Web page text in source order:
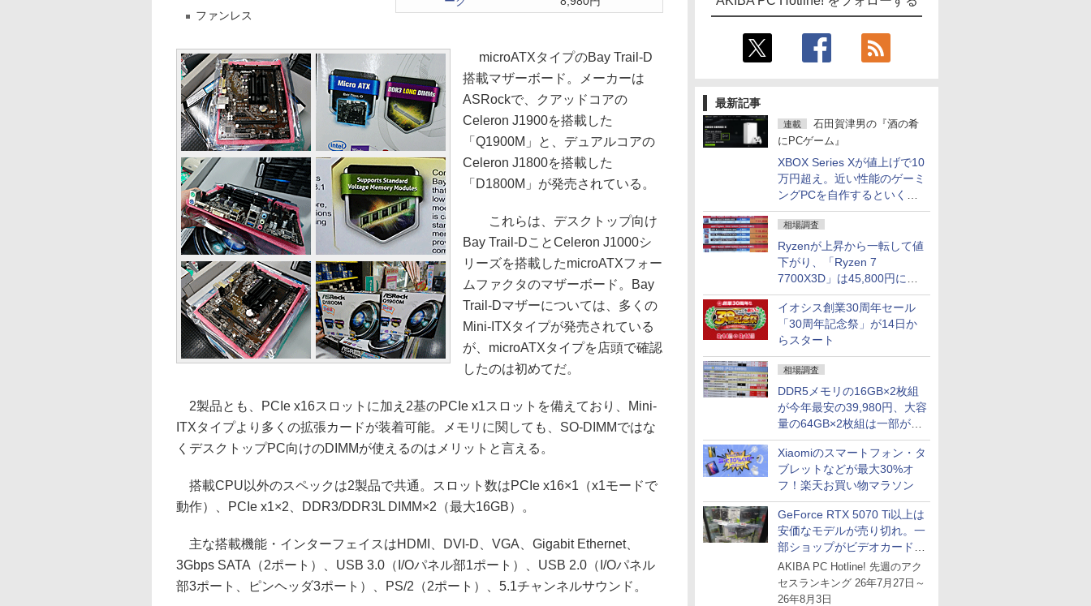
最新記事
連載
石田賀津男の『酒の肴
にPCゲーム』
XBOX Series Xが値上げで10
万円超え。近い性能のゲーミ
ングPCを自作するといくら
になる？
相場調査
Ryzenが上昇から一転して値
下がり、「Ryzen 7
7700X3D」は45,800円に急
落し「Ryzen 7 7800X3D」
との価格逆転解消 [8月前半の
CPU価格]
イオシス創業30周年セール
「30周年記念祭」が14日か
らスタート
相場調査
DDR5メモリの16GB×2枚組
が今年最安の39,980円、大容
量の64GB×2枚組は一部が続
騰 [8月前半のメモリ価格]
Xiaomiのスマートフォン・タ
ブレットなどが最大30%オ
フ！楽天お買い物マラソン
GeForce RTX 5070 Ti以上は
安価なモデルが売り切れ。一
部ショップがビデオカードの
購入制限を実施したニュース
が注目を集める
AKIBA PC Hotline! 先週のアク
セスランキング 26年7月27日～
26年8月3日
ファンレス
microATXタイプのBay Trail-D
搭載マザーボード。メーカーは
ASRockで、クアッドコアの
Celeron J1900を搭載した
「Q1900M」と、デュアルコアの
Celeron J1800を搭載した
「D1800M」が発売されている。
これらは、デスクトップ向け
Bay Trail-DことCeleron J1000シ
リーズを搭載したmicroATXフォー
ムファクタのマザーボード。Bay
Trail-Dマザーについては、多くの
Mini-ITXタイプが発売されている
が、microATXタイプを店頭で確認
したのは初めてだ。
2製品とも、PCIe x16スロットに加え2基のPCIe x1スロットを備えており、Mini-
ITXタイプより多くの拡張カードが装着可能。メモリに関しても、SO-DIMMではな
くデスクトップPC向けのDIMMが使えるのはメリットと言える。
搭載CPU以外のスペックは2製品で共通。スロット数はPCIe x16×1（x1モードで
動作）、PCIe x1×2、DDR3/DDR3L DIMM×2（最大16GB）。
主な搭載機能・インターフェイスはHDMI、DVI-D、VGA、Gigabit Ethernet、
3Gbps SATA（2ポート）、USB 3.0（I/Oパネル部1ポート）、USB 2.0（I/Oパネル
部3ポート、ピンヘッダ3ポート）、PS/2（2ポート）、5.1チャンネルサウンド。